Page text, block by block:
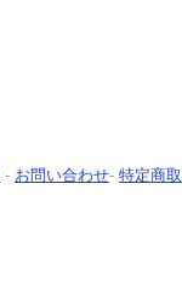
- お問い合わせ- 特定商